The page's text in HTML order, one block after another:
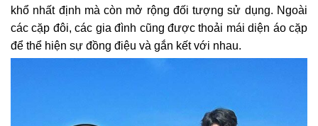
khổ nhất định mà còn mở rộng đối tượng sử dụng. Ngoài
các cặp đôi, các gia đình cũng được thoải mái diện áo cặp
để thể hiện sự đồng điệu và gắn kết với nhau.